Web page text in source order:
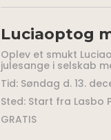
Luciaoptog
Oplev et smukt
julesange i selskab
Tid: Søndag d. 13.
Sted: Start fra Lasbo
GRATIS